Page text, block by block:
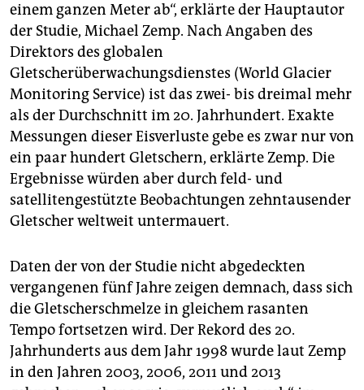
einem ganzen Meter ab“, erklärte der Hauptautor
der Studie, Michael Zemp. Nach Angaben des
Direktors des globalen
Gletscherüberwachungsdienstes (World Glacier
Monitoring Service) ist das zwei- bis dreimal mehr
als der Durchschnitt im 20. Jahrhundert. Exakte
Messungen dieser Eisverluste gebe es zwar nur von
ein paar hundert Gletschern, erklärte Zemp. Die
Ergebnisse würden aber durch feld- und
satellitengestützte Beobachtungen zehntausender
Gletscher weltweit untermauert.
Daten der von der Studie nicht abgedeckten
vergangenen fünf Jahre zeigen demnach, dass sich
die Gletscherschmelze in gleichem rasanten
Tempo fortsetzen wird. Der Rekord des 20.
Jahrhunderts aus dem Jahr 1998 wurde laut Zemp
in den Jahren 2003, 2006, 2011 und 2013